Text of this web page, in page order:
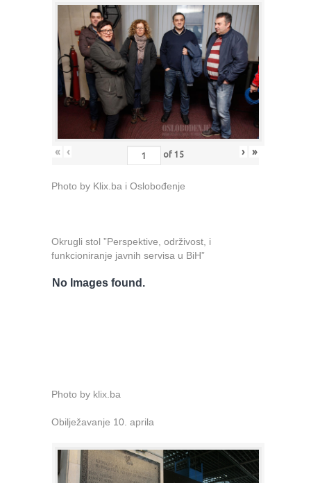
« ‹ of 15 › »
Photo by Klix.ba i Oslobođenje
Okrugli stol ”Perspektive, održivost, i
funkcioniranje javnih servisa u BiH”
No Images found.
Photo by klix.ba
Obilježavanje 10. aprila